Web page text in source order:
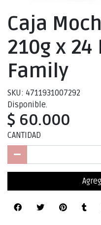
Caja
210g x 24
Family
SKU: 4711931007292
Disponible.
$ 60.000
CANTIDAD